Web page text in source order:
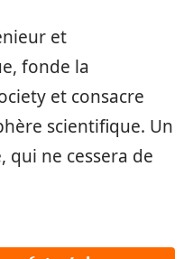
et
fonde la
et consacre
scientifique. Un
qui ne cessera de